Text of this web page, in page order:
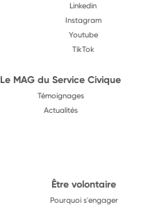
Linkedin
Instagram
Youtube
TikTok
Le MAG du Service Civique
Témoignages
Actualités
Être volontaire
Pourquoi s'engager